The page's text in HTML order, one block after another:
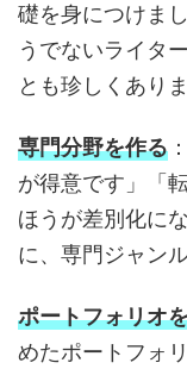
礎を身につけま
うでないライタ
とも珍しくありま
専門分野を作る
が得意です」「
ほうが差別化に
に、専門ジャン
ポートフォリオ
めたポートフォ